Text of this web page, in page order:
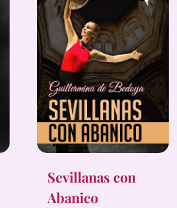
Sevillanas con
Abanico